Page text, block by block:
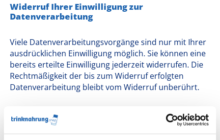
Widerruf Ihrer Einwilligung zur
Datenverarbeitung
Viele Datenverarbeitungsvorgänge sind nur mit Ihrer
ausdrücklichen Einwilligung möglich. Sie können eine
bereits erteilte Einwilligung jederzeit widerrufen. Die
Rechtmäßigkeit der bis zum Widerruf erfolgten
Datenverarbeitung bleibt vom Widerruf unberührt.
Widerspruchsrecht gegen die Datenerhebung
in besonderen Fällen sowie gegen
Direktwerbung (Art. 21 DSGVO)